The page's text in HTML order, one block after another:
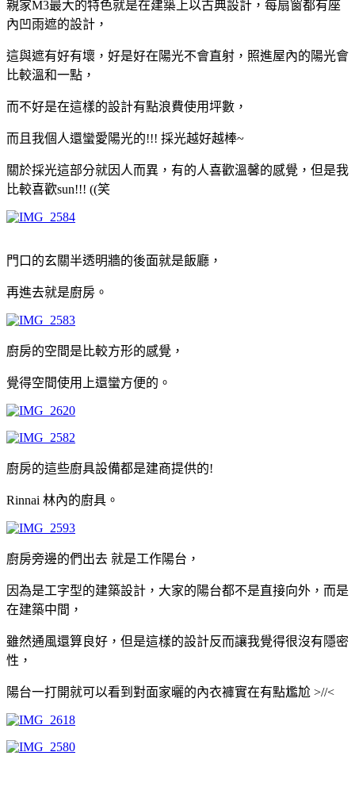
親家M3最大的特色就是在建築上以古典設計，每扇窗都有座
內凹雨遮的設計，
這與遮有好有壞，好是好在陽光不會直射，照進屋內的陽光會
比較溫和一點，
而不好是在這樣的設計有點浪費使用坪數，
而且我個人還蠻愛陽光的!!! 採光越好越棒~
關於採光這部分就因人而異，有的人喜歡溫馨的感覺，但是我
比較喜歡sun!!! ((笑
門口的玄關半透明牆的後面就是飯廳，
再進去就是廚房。
廚房的空間是比較方形的感覺，
覺得空間使用上還蠻方便的。
廚房的這些廚具設備都是建商提供的!
Rinnai 林內的廚具。
廚房旁邊的們出去 就是工作陽台，
因為是工字型的建築設計，大家的陽台都不是直接向外，而是
在建築中間，
雖然通風還算良好，但是這樣的設計反而讓我覺得很沒有隱密
性，
陽台一打開就可以看到對面家曬的內衣褲實在有點尷尬 >//<